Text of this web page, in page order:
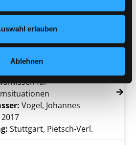
finden Sie in unserer
erlauben
Ablehnen
2021
Piper; 7749
Details von Pflanzliche
Notnahrung
für
Vogel, Johannes
2017
Stuttgart, Pietsch-Verl.